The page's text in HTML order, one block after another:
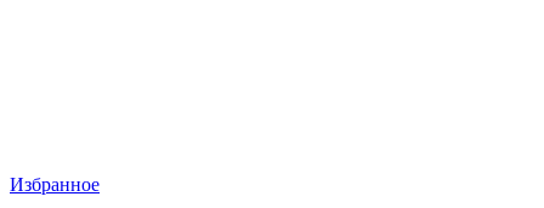
Избранное